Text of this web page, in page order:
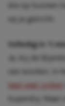
die op kunnen
op je gezicht.
Volledig in ‘t
Ja, bij de
van worden. In
heel veel jurken
Superdry.